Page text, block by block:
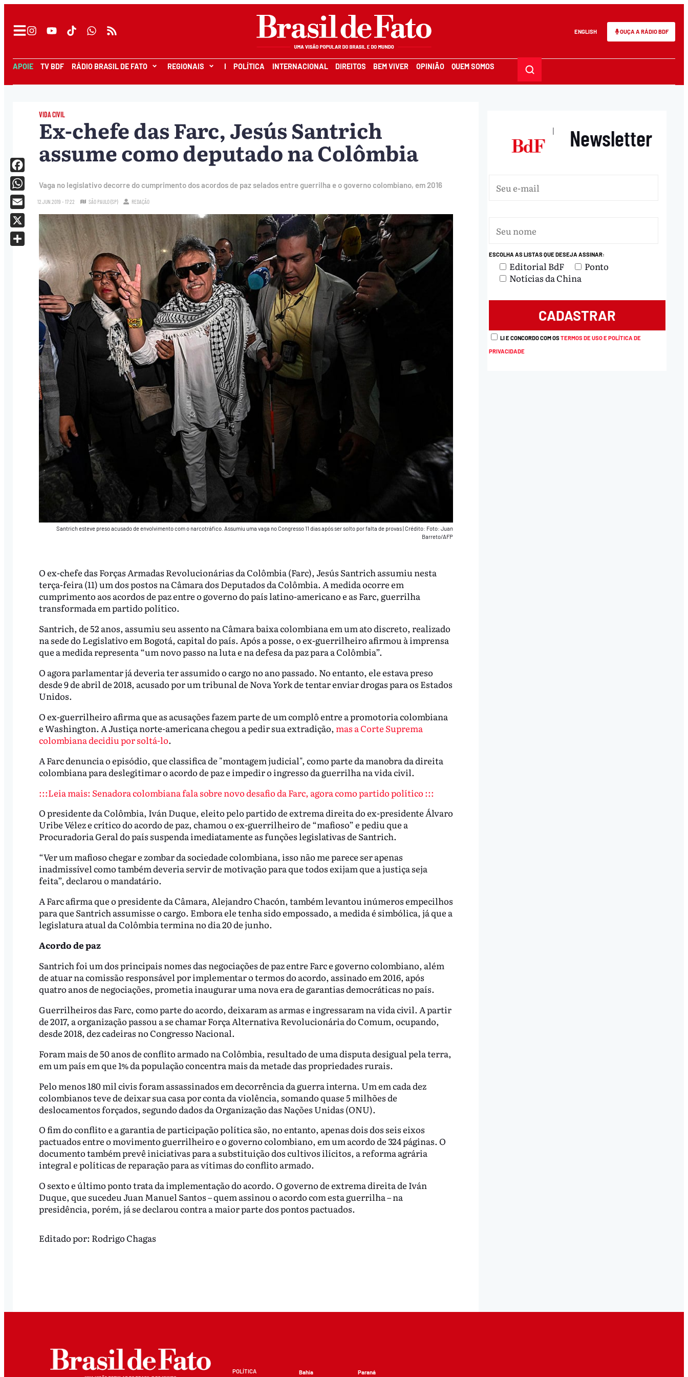
ENGLISH OUÇA A RÁDIO BDF
APOIE TV BDF RÁDIO BRASIL DE FATO REGIONAIS I POLÍTICA INTERNACIONAL DIREITOS BEM VIVER OPINIÃO QUEM SOMOS
VIDA CIVIL
Ex-chefe das Farc, Jesús Santrich
assume como deputado na Colômbia
Vaga no legislativo decorre do cumprimento dos acordos de paz selados entre guerrilha e o governo colombiano, em 2016
12.JUN.2019 - 17:22 SÃO PAULO (SP) REDAÇÃO
Santrich esteve preso acusado de envolvimento com o narcotráfico. Assumiu uma vaga no Congresso 11 dias após ser solto por falta de provas|Crédito: Foto: Juan
Barreto/AFP
O ex-chefe das Forças Armadas Revolucionárias da Colômbia (Farc), Jesús Santrich assumiu nesta
terça-feira (11) um dos postos na Câmara dos Deputados da Colômbia. A medida ocorre em
cumprimento aos acordos de paz entre o governo do país latino-americano e as Farc, guerrilha
transformada em partido político.
Santrich, de 52 anos, assumiu seu assento na Câmara baixa colombiana em um ato discreto, realizado
na sede do Legislativo em Bogotá, capital do país. Após a posse, o ex-guerrilheiro afirmou à imprensa
que a medida representa “um novo passo na luta e na defesa da paz para a Colômbia”.
O agora parlamentar já deveria ter assumido o cargo no ano passado. No entanto, ele estava preso
desde 9 de abril de 2018, acusado por um tribunal de Nova York de tentar enviar drogas para os Estados
Unidos.
O ex-guerrilheiro afirma que as acusações fazem parte de um complô entre a promotoria colombiana
e Washington. A Justiça norte-americana chegou a pedir sua extradição, mas a Corte Suprema
colombiana decidiu por soltá-lo.
A Farc denuncia o episódio, que classifica de "montagem judicial", como parte da manobra da direita
colombiana para deslegitimar o acordo de paz e impedir o ingresso da guerrilha na vida civil.
:::Leia mais: Senadora colombiana fala sobre novo desafio da Farc, agora como partido político :::
O presidente da Colômbia, Iván Duque, eleito pelo partido de extrema direita do ex-presidente Álvaro
Uribe Vélez e crítico do acordo de paz, chamou o ex-guerrilheiro de “mafioso” e pediu que a
Procuradoria Geral do país suspenda imediatamente as funções legislativas de Santrich.
“Ver um mafioso chegar e zombar da sociedade colombiana, isso não me parece ser apenas
inadmissível como também deveria servir de motivação para que todos exijam que a justiça seja
feita”, declarou o mandatário.
A Farc afirma que o presidente da Câmara, Alejandro Chacón, também levantou inúmeros empecilhos
para que Santrich assumisse o cargo. Embora ele tenha sido empossado, a medida é simbólica, já que a
legislatura atual da Colômbia termina no dia 20 de junho.
Acordo de paz
Santrich foi um dos principais nomes das negociações de paz entre Farc e governo colombiano, além
de atuar na comissão responsável por implementar o termos do acordo, assinado em 2016, após
quatro anos de negociações, prometia inaugurar uma nova era de garantias democráticas no país.
Guerrilheiros das Farc, como parte do acordo, deixaram as armas e ingressaram na vida civil. A partir
de 2017, a organização passou a se chamar Força Alternativa Revolucionária do Comum, ocupando,
desde 2018, dez cadeiras no Congresso Nacional.
Foram mais de 50 anos de conflito armado na Colômbia, resultado de uma disputa desigual pela terra,
em um país em que 1% da população concentra mais da metade das propriedades rurais.
Pelo menos 180 mil civis foram assassinados em decorrência da guerra interna. Um em cada dez
colombianos teve de deixar sua casa por conta da violência, somando quase 5 milhões de
deslocamentos forçados, segundo dados da Organização das Nações Unidas (ONU).
O fim do conflito e a garantia de participação política são, no entanto, apenas dois dos seis eixos
pactuados entre o movimento guerrilheiro e o governo colombiano, em um acordo de 324 páginas. O
documento também prevê iniciativas para a substituição dos cultivos ilícitos, a reforma agrária
integral e políticas de reparação para as vítimas do conflito armado.
O sexto e último ponto trata da implementação do acordo. O governo de extrema direita de Iván
Duque, que sucedeu Juan Manuel Santos – quem assinou o acordo com esta guerrilha – na
presidência, porém, já se declarou contra a maior parte dos pontos pactuados.
Facebook
WhatsApp
Email
X
Editado por: Rodrigo Chagas
| Newsletter
ESCOLHA AS LISTAS QUE DESEJA ASSINAR:
Editorial BdF
Ponto
Notícias da China
LI E CONCORDO COM OSTERMOS DE USO E POLÍTICA DE
PRIVACIDADE
POLÍTICA Bahia Paraná